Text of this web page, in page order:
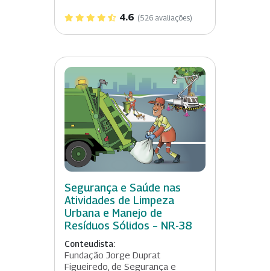
4.6 (526 avaliações)
Segurança e Saúde nas
Atividades de Limpeza
Urbana e Manejo de
Resíduos Sólidos – NR-38
Conteudista:
Fundação Jorge Duprat
Figueiredo, de Segurança e